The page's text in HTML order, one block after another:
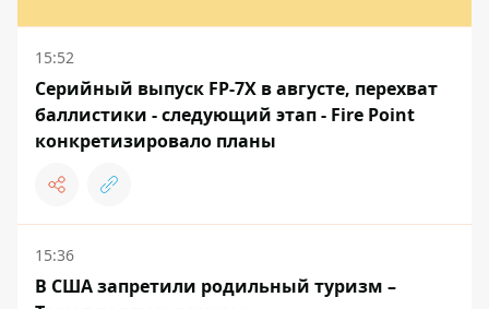
15:52
Серийный выпуск FP-7X в августе, перехват
баллистики - следующий этап - Fire Point
конкретизировало планы
15:36
В США запретили родильный туризм –